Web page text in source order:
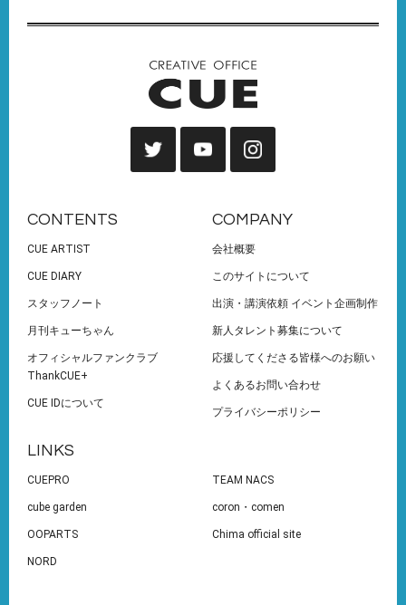
CONTENTS
CUE ARTIST
CUE DIARY
スタッフノート
月刊キューちゃん
オフィシャルファンクラブ
ThankCUE+
CUE IDについて
COMPANY
会社概要
このサイトについて
出演・講演依頼 イベント企画制作
新人タレント募集について
応援してくださる皆様へのお願い
よくあるお問い合わせ
プライバシーポリシー
LINKS
CUEPRO TEAM NACS
cube garden coron・comen
OOPARTS Chima official site
NORD